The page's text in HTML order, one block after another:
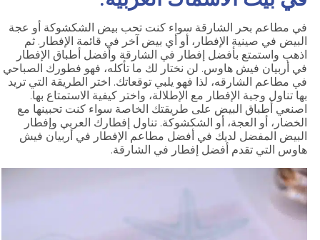
في مطاعم بحر الشارقة سواء كنت تحب بيض الشكشوكة أو عجة
البيض في صينية الإفطار، أو أي بيض آخر في قائمة الإفطار. ثم
اذهب واستمتع بأفضل إفطار في الشارقة وأفضل أطباق الإفطار
في أربيان فيش هاوس. لن نختار لك ما تأكله، فهو فطورك الصباحي
في مطاعم الشارقه، لذا فهو يلبي توقعاتك. اختر الطريقة التي تريد
بها تناول وجبة الإفطار مع الإطلالة، واختر كيفية الاستمتاع بها.
اصنعي أطباق البيض على طريقتك الخاصة سواء كنت تحبينها مع
الخضار، أو العجة، أو الشكشوكة. تناول إفطارك العربي وإفطار
البيض المفضل لديك في أفضل مطاعم الإفطار في أربيان فيش
هاوس التي تقدم أفضل إفطار في الشارقة.